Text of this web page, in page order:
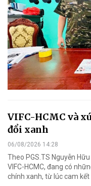
VIFC-HCMC và
đổi xanh
06/08/2026 14:28
Theo PGS.TS Nguyễn
VIFC-HCMC, đang có
chính xanh, từ lúc cam kết